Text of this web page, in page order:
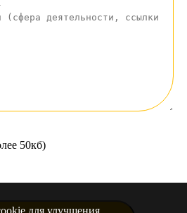
для улучшения
50кб)